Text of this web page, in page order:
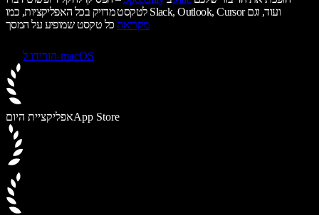
לטקסט מדויק בכל האפליקציות, כמו Slack, Outlook, Cursor ועוד, וגם
מקריאהכל טקסט שמופיע על המסך
הורידו ל-macOS
אפליקציית היוםApp Store